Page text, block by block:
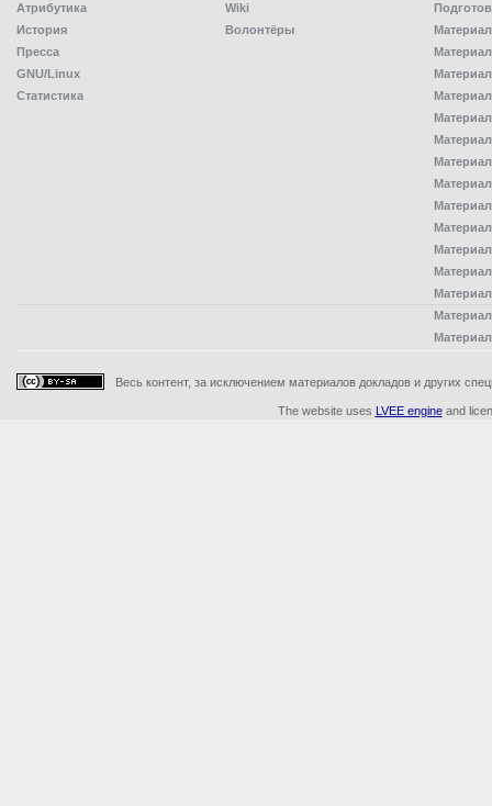
Атрибутика
История
Пресса
GNU/Linux
Статистика
Wiki
Волонтёры
Весь контент, за исключением материалов докладов и других
The website uses LVEE engineand